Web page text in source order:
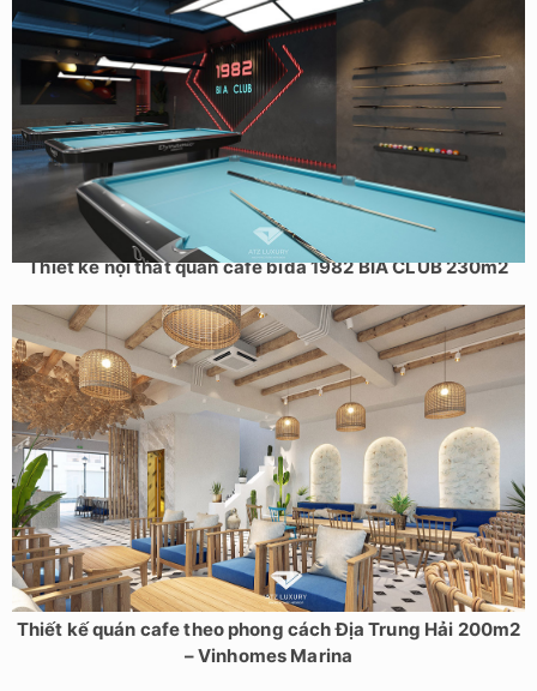
Thiết kế nội thất quán cafe bida 1982 BIA CLUB 230m2
Thiết kế quán cafe theo phong cách Địa Trung Hải 200m2
– Vinhomes Marina